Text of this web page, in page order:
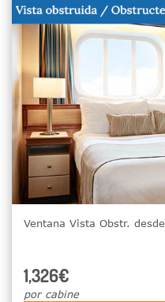
Ventana Vista Obstr. desde
1,326€
por cabine